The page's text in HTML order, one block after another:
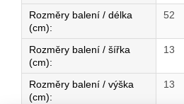
Rozměry balení / délka
(cm):
52
Rozměry balení / šířka
(cm):
13
Rozměry balení / výška
(cm):
13